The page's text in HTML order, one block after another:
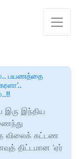
பயணத்தை
இரு இந்திய
விலைக் கட்டண
திட்டமான ‘ஏர்